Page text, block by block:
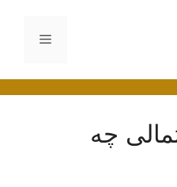
فهرست
چه